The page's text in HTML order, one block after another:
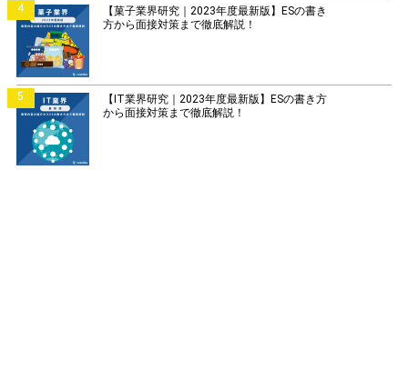
4
【菓子業界研究｜2023年度最新版】ESの書き
方から面接対策まで徹底解説！
5
【IT業界研究｜2023年度最新版】ESの書き方
から面接対策まで徹底解説！